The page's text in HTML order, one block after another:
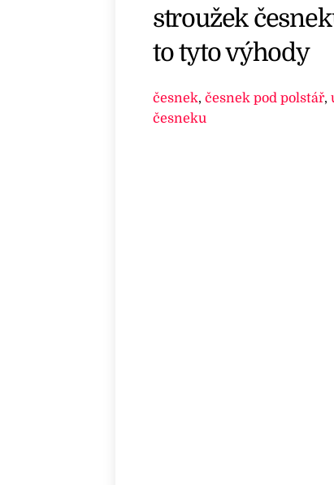
stroužek
to tyto výhody
česnek, česnek pod polstář,
česneku